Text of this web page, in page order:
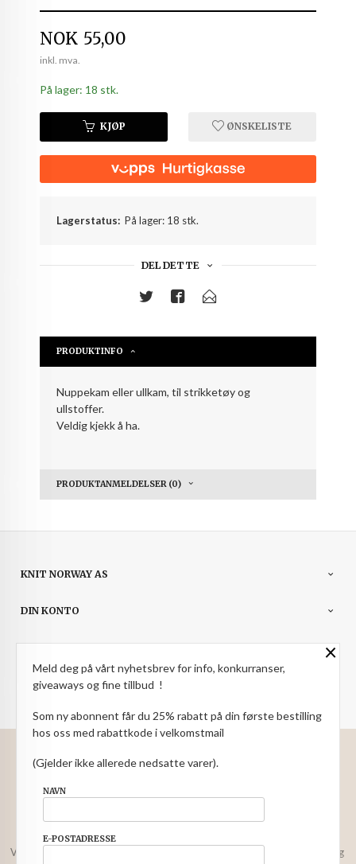
Pris
NOK 55,00
inkl. mva.
På lager: 18 stk.
KJØP ØNSKELISTE
Lagerstatus: På lager: 18 stk.
DEL DETTE
PRODUKTINFO
Nuppekam eller ullkam, til strikketøy og
ullstoffer.
Veldig kjekk å ha.
PRODUKTANMELDELSER (0)
KNIT NORWAY AS
DIN KONTO
NYHETSBREV
PARTNERE
Valuta
FRAKT
Vår nettbutikk bruker cookies slik at du får en bedre kjøpsopplevelse og
×
Meld deg på vårt nyhetsbrev for info, konkurranser,
giveaways og fine tillbud !
Som ny abonnent får du 25% rabatt på din første bestilling
hos oss med rabattkode i velkomstmail
(Gjelder ikke allerede nedsatte varer).
NAVN
E-POSTADRESSE